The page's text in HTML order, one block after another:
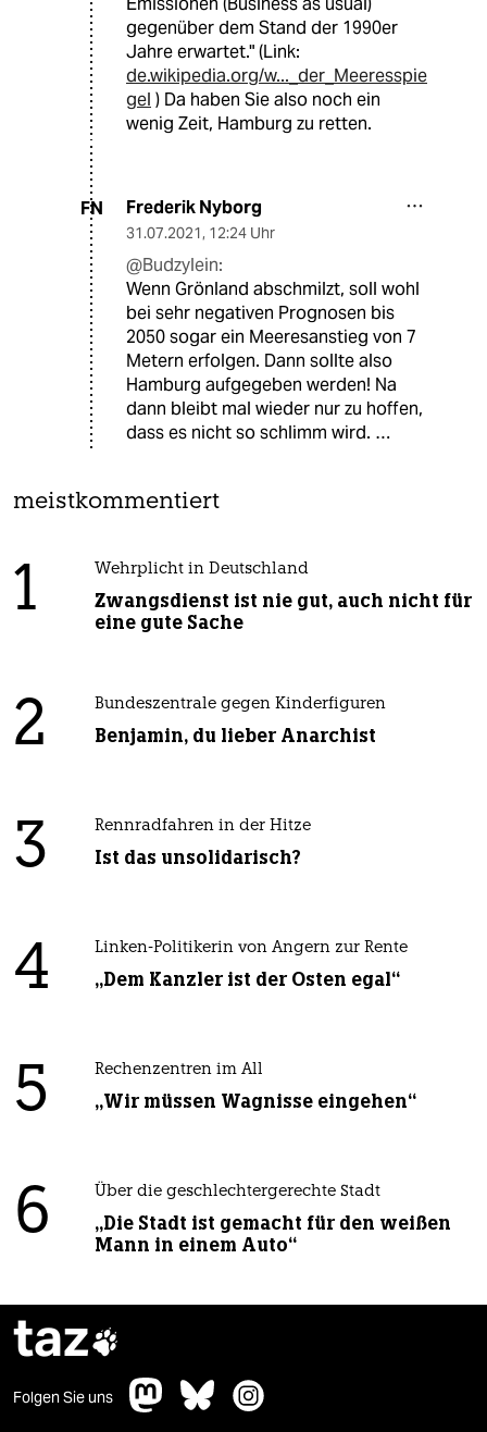
gegenüber dem Stand der 1990er
Jahre erwartet." (Link:
de.wikipedia.org/w..._der_Meeresspie
gel ) Da haben Sie also noch ein
wenig Zeit, Hamburg zu retten.
FN Frederik Nyborg
31.07.2021, 12:24 Uhr
@Budzylein:
Wenn Grönland abschmilzt, soll wohl
bei sehr negativen Prognosen bis
2050 sogar ein Meeresanstieg von 7
Metern erfolgen. Dann sollte also
Hamburg aufgegeben werden! Na
dann bleibt mal wieder nur zu hoffen,
dass es nicht so schlimm wird. …
meistkommentiert
1 Wehrplicht in Deutschland
Zwangsdienst ist nie gut, auch nicht für
eine gute Sache
2 Bundeszentrale gegen Kinderfiguren
Benjamin, du lieber Anarchist
3 Rennradfahren in der Hitze
Ist das unsolidarisch?
4 Linken-Politikerin von Angern zur Rente
„Dem Kanzler ist der Osten egal“
5 Rechenzentren im All
„Wir müssen Wagnisse eingehen“
6 Über die geschlechtergerechte Stadt
„Die Stadt ist gemacht für den weißen
Mann in einem Auto“
taz
Folgen Sie uns